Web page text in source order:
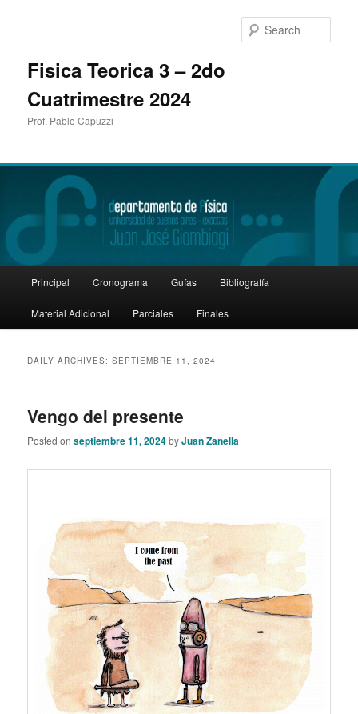
Fisica Teorica 3 – 2do
Cuatrimestre 2024
Prof. Pablo Capuzzi
Skip
to
Skip
to
Principal Cronograma Guías Bibliografía
Material Adicional Parciales Finales
DAILY ARCHIVES:SEPTIEMBRE 11, 2024
Vengo del presente
Posted onseptiembre 11, 2024byJuan Zanella